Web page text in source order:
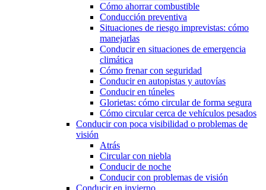
Cómo ahorrar combustible
Conducción preventiva
Situaciones de riesgo imprevistas: cómo
manejarlas
Conducir en situaciones de emergencia
climática
Cómo frenar con seguridad
Conducir en autopistas y autovías
Conducir en túneles
Glorietas: cómo circular de forma segura
Cómo circular cerca de vehículos pesados
Conducir con poca visibilidad o problemas de
visión
Atrás
Circular con niebla
Conducir de noche
Conducir con problemas de visión